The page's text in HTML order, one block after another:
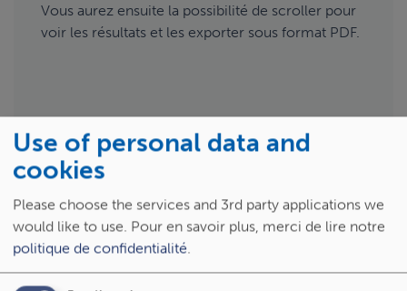
Vous aurez ensuite la possibilité de scroller pour
voir les résultats et les exporter sous format PDF.
Use of personal data and
cookies
Please choose the services and 3rd party applications we
would like to use. Pour en savoir plus, merci de lire notre
politique de confidentialité.